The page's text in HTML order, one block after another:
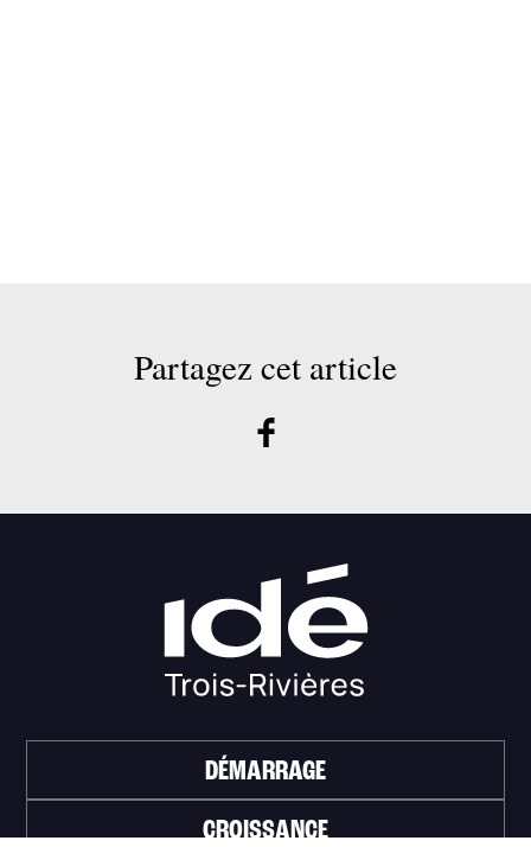
Partagez cet article
DÉMARRAGE
CROISSANCE